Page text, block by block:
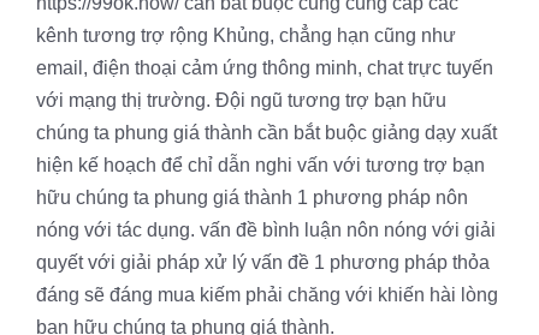
kênh tương trợ rộng Khủng, chẳng hạn cũng như
email, điện thoại cảm ứng thông minh, chat trực tuyến
với mạng thị trường. Đội ngũ tương trợ bạn hữu
chúng ta phung giá thành cần bắt buộc giảng dạy xuất
hiện kế hoạch để chỉ dẫn nghi vấn với tương trợ bạn
hữu chúng ta phung giá thành 1 phương pháp nôn
nóng với tác dụng. vấn đề bình luận nôn nóng với giải
quyết với giải pháp xử lý vấn đề 1 phương pháp thỏa
đáng sẽ đáng mua kiếm phải chăng với khiến hài lòng
bạn hữu chúng ta phung giá thành.